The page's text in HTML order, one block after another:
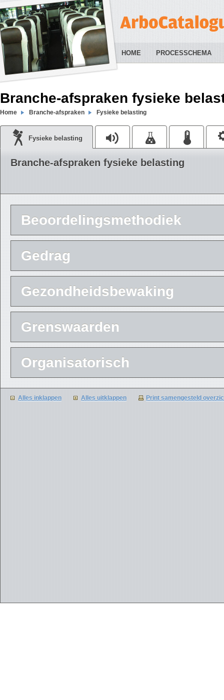
HOME PROCESSCHEMA
Branche-afspraken fysieke
Home Branche-afspraken Fysieke belasting
Fysieke belasting
Branche-afspraken fysieke belasting
Beoordelingsmethodiek
Gedrag
Gezondheidsbewaking
Grenswaarden
Organisatorisch
Alles inklappen Alles uitklappen Print samengesteld